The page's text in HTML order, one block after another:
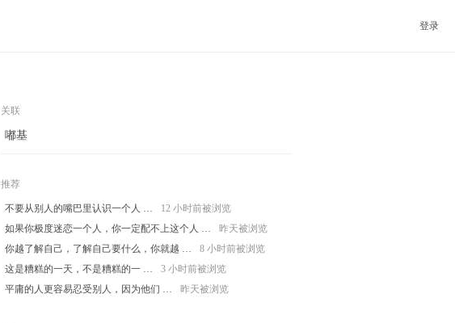
登录
关联
嘟基
推荐
不要从别人的嘴巴里认识一个人 …
12 小时前被浏览
如果你极度迷恋一个人，你一定配不上这个人 …
昨天被浏览
你越了解自己，了解自己要什么，你就越 …
8 小时前被浏览
这是糟糕的一天，不是糟糕的一 …
3 小时前被浏览
平庸的人更容易忍受别人，因为他们 …
昨天被浏览